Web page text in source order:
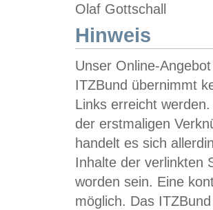
Olaf Gottschall
Hinweis
Unser Online-
ITZBund übernimmt
Links erreicht
der erstmaligen
handelt es sich
Inhalte der verlinkten
worden sein. Eine
möglich. Das